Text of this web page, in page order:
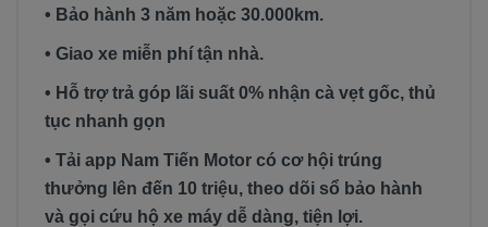
• Bảo hành 3 năm hoặc 30.000km.
• Giao xe miễn phí tận nhà.
• Hỗ trợ trả góp lãi suất 0% nhận cà vẹt gốc, thủ
tục nhanh gọn
• Tải app Nam Tiến Motor có cơ hội trúng
thưởng lên đến 10 triệu, theo dõi sổ bảo hành
và gọi cứu hộ xe máy dễ dàng, tiện lợi.